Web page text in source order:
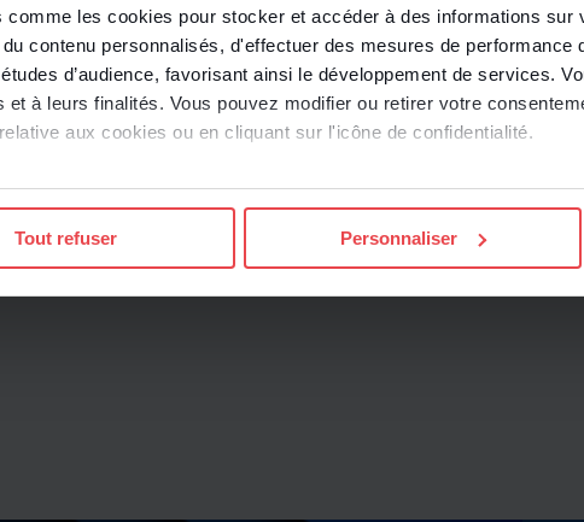
comme les cookies pour stocker et accéder à des informations sur
contenu personnalisés, d'effectuer des mesures de performance
d’audience, favorisant ainsi le développement de services.
et à leurs finalités. Vous pouvez modifier ou retirer votre
aux cookies ou en cliquant sur l'icône de confidentialité.
nous aimerions également :
votre appareil en l'analysant activement pour en relever les
Tout refuser Personnaliser